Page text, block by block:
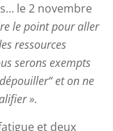
le 2 novembre
le point pour aller
ressources
serons exempts
et on ne
».
et deux